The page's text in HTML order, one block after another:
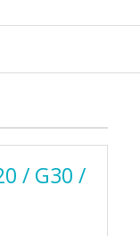
/ G30 /